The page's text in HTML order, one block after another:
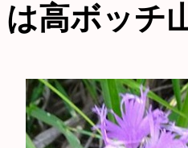
は高ボッチ